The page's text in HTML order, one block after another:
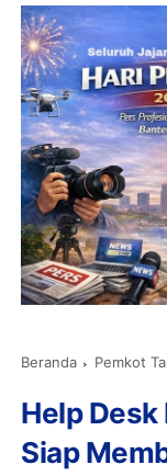
Beranda Pemkot
Help Desk
Siap